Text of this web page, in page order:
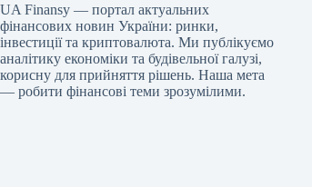
UA Finansy — портал актуальних
фінансових новин України: ринки,
інвестиції та криптовалюта. Ми публікуємо
аналітику економіки та будівельної галузі,
корисну для прийняття рішень. Наша мета
— робити фінансові теми зрозумілими.